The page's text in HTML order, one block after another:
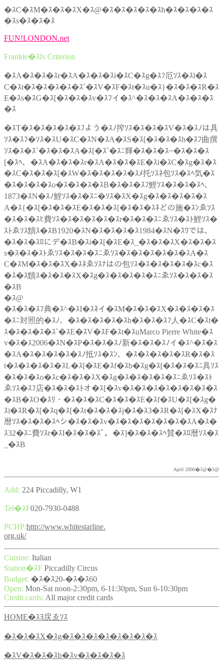
�ｽC�ｽM�ｽ�ｽ�ｽX�ｽ@�ｽ�ｽ�ｽ�ｽ�ｽh�ｽ�ｽ�ｽ�ｽ
�ｽs�ｽ�ｽ�ｽ
FUN!LONDON.net
Frankie�ｽfs Criterion
�ｽA�ｽ�ｽ�ｽr�ｽA�ｽ�ｽ�ｽi�ｽC�ｽg�ｽﾌ厄ｿｽ�ｽl�ｽ
C�ｽt�ｽ�ｽ�ｽ�ｽ�ｽ`�ｽV�ｽF�ｽt�ｽu�ｽ}�ｽ�ｽ�ｽR�ｽ
E�ｽs�ｽG�ｽ[�ｽ�ｽ�ｽv�ｽﾌイ�ｽ^�ｽ�ｽ�ｽA�ｽ�ｽ�ｽ
�ｽ
�ｽT�ｽ�ｽ�ｽ�ｽ�ｽﾌよう�ｽﾉ搾ｿｽ�ｽ�ｽ�ｽV�ｽ�ｽﾉは具
ｿｽ�ｽﾌ�ｿｽ�ｽU�ｽC�ｽN�ｽA�ｽS�ｽ[�ｽ�ｽ�ｽh�ｽﾌ曲撰
ｿｽ�ｽ�ｽ`�ｽ�ｽ�ｽA�ｽ[�ｽ`�ｽﾆ輝�ｽ�ｽ�ｽ~�ｽ�ｽ�ｽ
[�ｽﾍ、�ｽA�ｽ�ｽ�ｽr�ｽA�ｽ�ｽ�ｽE�ｽi�ｽC�ｽg�ｽ�ｽ
�ｽC�ｽ�ｽ�ｽ[�ｽW�ｽ�ｽ�ｽ�ｽ�ｽﾒ托ｿｽﾈ包ｿｽ�ｽﾍ気�ｽ
�ｽ�ｽ�ｽ�ｽo�ｽ�ｽ�ｽ�ｽB�ｽ�ｽ�ｽﾌ鯉ｿｽ�ｽ�ｽ�ｽﾍ、
1873�ｽN�ｽﾉ鯉ｿｽ�ｽ�ｽﾆ�ｿｽ�ｽX�ｽg�ｽ�ｽ�ｽ�ｽ�ｽ
A�ｽ{�ｽ[�ｽ�ｽ�ｽE�ｽ�ｽ�ｽ[�ｽ�ｽ�ｽﾈどの施�ｽﾝゑｿｽ
�ｽ�ｽ�ｽﾋ費ｿｽ�ｽ�ｽ�ｽ�ｽ�ｽr�ｽ�ｽ�ｽﾆゑｿｽ�ｽﾄ鯉ｿｽ�
ｽﾄゑｿｽ黷ｽ�ｽB1920�ｽN�ｽ�ｽ�ｽ�ｽ1984�ｽN�ｽﾜでは、
�ｽ�ｽ�ｽﾛにデ�ｽB�ｽi�ｽ[�ｽE�ｽ_�ｽ�ｽ�ｽX�ｽ�ｽ�ｽ
s�ｽ�ｽ�ｽﾄゑｿｽ�ｽ�ｽ�ｽﾆゑｿｽ�ｽ�ｽ�ｽ�ｽ�ｽ�ｽA�ｽ
C�ｽM�ｽ�ｽ�ｽX�ｽﾈゑｿｽﾅはの包ｿｽ�ｽ�ｽ�ｽ�ｽ�ｽc�ｽ
�ｽ�ｽ黷ｽ�ｽ�ｽ�ｽX�ｽg�ｽ�ｽ�ｽ�ｽ�ｽﾆゑｿｽ�ｽ�ｽ�ｽ
�ｽB
�ｽ@
�ｽ�ｽ�ｽﾌ典�ｽ^�ｽI�ｽﾈイ�ｽM�ｽ�ｽ�ｽX�ｽ�ｽ�ｽ�ｽ
�ｽﾆ対照的�ｽﾉ、�ｽ�ｽ�ｽ�ｽ�ｽh�ｽ�ｽ�ｽﾌ人�ｽC�ｽt�
ｽ�ｽ�ｽ�ｽ�ｽ`�ｽE�ｽV�ｽF�ｽt�ｽuMarco Pierre White�ｽ
v�ｽ�ｽ2006�ｽN�ｽP�ｽ�ｽ�ｽﾉ新�ｽ�ｽ�ｽﾉイ�ｽ^�ｽ�ｽ
�ｽA�ｽ�ｽ�ｽ�ｽ�ｽﾉ抵ｿｽ�ｽﾝ、�ｽ�ｽ�ｽ�ｽ�ｽR�ｽ�ｽ
t�ｽ�ｽ�ｽ�ｽ�ｽL�ｽ[�ｽE�ｽf�ｽb�ｽg�ｽ[�ｽ�ｽ�ｽﾆ具ｿｽ
�ｽ�ｽ�ｽo�ｽc�ｽ�ｽ�ｽX�ｽg�ｽ�ｽ�ｽ�ｽ�ｽﾆゑｿｽ�ｽﾄ
ゑｿｽ�ｽﾌ店�ｽ�ｽ�ｽﾄオ�ｽ[�ｽv�ｽ�ｽ�ｽ�ｽ�ｽ�ｽ�ｽ�ｽ
�ｽB�ｽO�ｽﾘ・�ｽ�ｽ�ｽC�ｽ�ｽ�ｽE�ｽf�ｽU�ｽ[�ｽg�
ｽi�ｽR�ｽ[�ｽq�ｽ[�ｽt�ｽ�ｽ�ｽj�ｽ�ｽ3�ｽR�ｽ[�ｽX�ｽﾅ
暦ｿｽ�ｽ�ｽ�ｽﾍシ�ｽ�ｽ�ｽv�ｽ�ｽ�ｽ�ｽ�ｽ�ｽ�ｽA�ｽ�
ｽ32�ｽﾆ費ｿｽr�ｽI�ｽ�ｽ�ｽﾟ。�ｽ]�ｽ�ｽ�ｽﾍ賛�ｽﾛ暦ｿｽ�ｽ
_�ｽB
April 2006�ｽ@�ｽ@
Add: 224 Piccadilly, W1
Tel�ｽF020-7930-0488
PCHP:http://www.whitestarline.
org.uk/
Cuisine: Italian
Station�ｽF Piccadilly Circus
Budget: �ｽ�ｽ20-�ｽ�ｽ60
Open: Mon-Sat noon-2:30pm, 6-11:30pm, Sun 6-10:30pm
Credit cards: All major credit cards
HOME�ｽﾖ戻ゑｿｽ
�ｽ�ｽ�ｽX�ｽg�ｽ�ｽ�ｽ�ｽ�ｽ�ｽ�ｽ�ｽ
�ｽV�ｽ�ｽ�ｽb�ｽv�ｽ�ｽ�ｽ�ｽ